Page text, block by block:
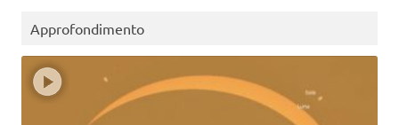
Approfondimento